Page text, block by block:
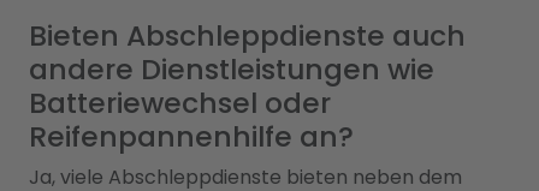
Bieten Abschleppdienste auch
andere Dienstleistungen wie
Batteriewechsel oder
Reifenpannenhilfe an?
Ja, viele Abschleppdienste bieten neben dem